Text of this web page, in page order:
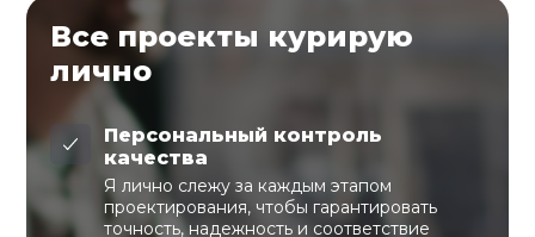
Все проекты курирую
лично
Персональный контроль
качества
Я лично слежу за каждым этапом
проектирования, чтобы гарантировать
точность, надежность и соответствие